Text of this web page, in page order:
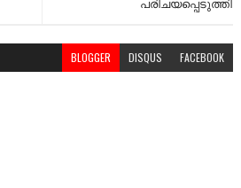
BLOGGER DISQUS FACEBOOK